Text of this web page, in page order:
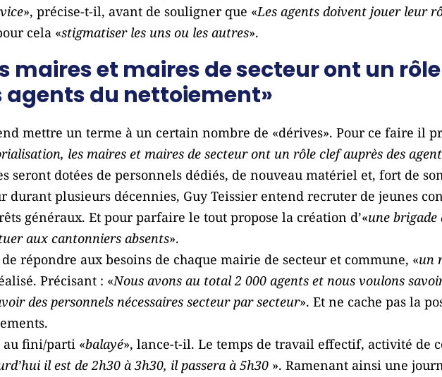
», précise-t-il, avant de souligner que «Les agents doivent jouer leur
cela «stigmatiser les uns ou les autres».
maires et maires de secteur ont un
agents du nettoiement»
mettre un terme à un certain nombre de «dérives». Pour ce faire il
les maires et maires de secteur ont un rôle clef auprès des
seront dotées de personnels dédiés, de nouveau matériel et, fort de
durant plusieurs décennies, Guy Teissier entend recruter de jeunes
généraux. Et pour parfaire le tout propose la création d’«une brigade
aux cantonniers absents».
répondre aux besoins de chaque mairie de secteur et commune, «un
Précisant : «Nous avons au total 2 000 agents et nous voulons
des personnels nécessaires secteur par secteur». Et ne cache pas la
au fini/parti «balayé», lance-t-il. Le temps de travail effectif, activité de
il est de 2h30 à 3h30, il passera à 5h30 ». Ramenant ainsi une